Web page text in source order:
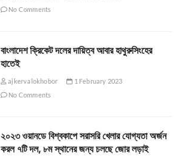
No Comments
বাংলাদেশ ক্রিকেট দলের দায়িত্ব আবার হাথুরুসিংহের
হাতেই
ajkervalokhobor
1 February 2023
No Comments
২০২৩ ওয়ানডে বিশ্বকাপে সরাসরি খেলার যোগ্যতা অর্জন
করল ৭টি দল, ৮ম স্থানের জন্য চলছে জোর লড়াই